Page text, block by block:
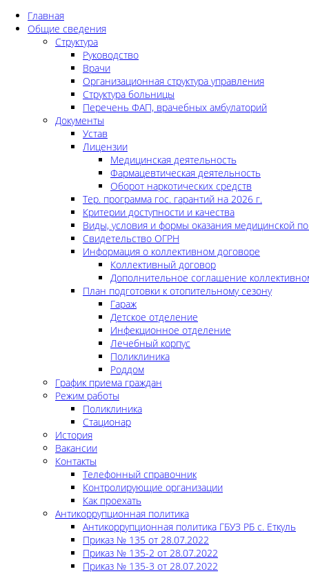
Главная
Общие сведения
Структура
Руководство
Врачи
Организационная структура управления
Структура больницы
Перечень ФАП, врачебных амбулаторий
Документы
Устав
Лицензии
Медицинская деятельность
Фармацевтическая деятельность
Оборот наркотических средств
Тер. программа гос. гарантий на 2026 г.
Критерии доступности и качества
Виды, условия и формы оказания медицинской
Свидетельство ОГРН
Информация о коллективном договоре
Коллективный договор
Дополнительное соглашение
План подготовки к отопительному сезону
Гараж
Детское отделение
Инфекционное отделение
Лечебный корпус
Поликлиника
Роддом
График приема граждан
Режим работы
Поликлиника
Стационар
История
Вакансии
Контакты
Телефонный справочник
Контролирующие организации
Как проехать
Антикоррупционная политика
Антикоррупционная политика ГБУЗ РБ с. Еткуль
Приказ № 135 от 28.07.2022
Приказ № 135-2 от 28.07.2022
Приказ № 135-3 от 28.07.2022